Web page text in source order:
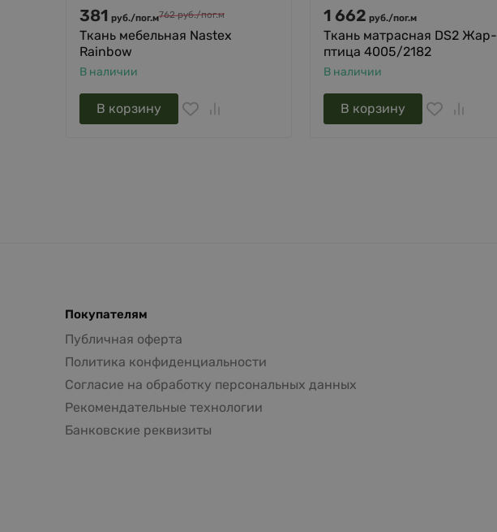
381 руб./пог.м762 руб./пог.м
Ткань мебельная Nastex
Rainbow
В наличии
В корзину
1 662 руб./пог.м
Ткань матрасная DS2 Жар-
птица 4005/2182
В наличии
В корзину
Покупателям
Публичная оферта
Политика конфиденциальности
Согласие на обработку персональных данных
Рекомендательные технологии
Банковские реквизиты